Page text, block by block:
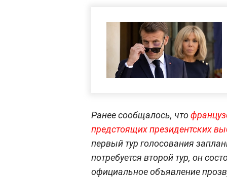
Ранее сообщалось, что
предстоящих президентских
первый тур голосования
потребуется второй тур, он
официальное объявление